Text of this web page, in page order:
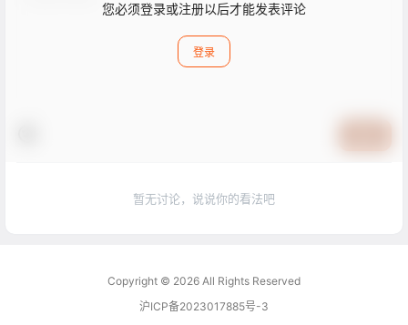
您必须登录或注册以后才能发表评论
登录
暂无讨论，说说你的看法吧
Copyright © 2026 All Rights Reserved
沪ICP备2023017885号-3